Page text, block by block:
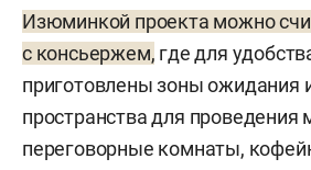
Изюминкой проекта можно
с консьержем, где для
приготовлены зоны ожидания
пространства для проведения
переговорные комнаты,